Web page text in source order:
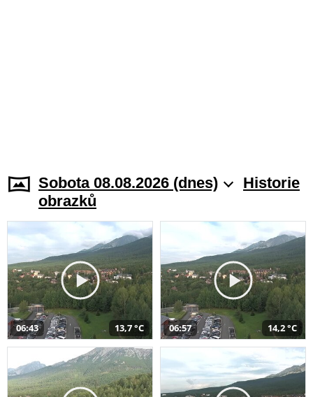
Sobota 08.08.2026 (dnes)
Historie
obrazků
06:43 13,7 °C 06:57 14,2 °C